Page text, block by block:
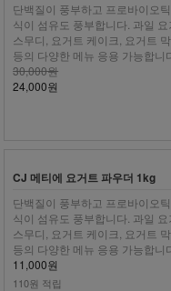
단백질이 풍부하고 프로바이오
식이 섬유도 풍부합니다. 과일 요
스무디, 요거트 케이크, 요거트
등의 다양한 메뉴 응용 가능합니
30,000원
24,000원
CJ 메티에 요거트 파우더 1kg
단백질이 풍부하고 프로바이오
식이 섬유도 풍부합니다. 과일 요
스무디, 요거트 케이크, 요거트
등의 다양한 메뉴 응용 가능합니
11,000원
110원 적립